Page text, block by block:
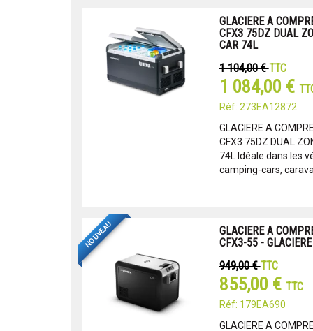
GLACIERE A
CFX3 75DZ DUAL
CAR 74L
1 104,00 €TTC
1 084,00 €
Réf: 273EA12872
GLACIERE A
CFX3 75DZ DUAL
74L Idéale dans les
camping-cars,
NOUVEAU
GLACIERE A
CFX3-55 -
949,00 €TTC
855,00 € TTC
Réf: 179EA690
GLACIERE A